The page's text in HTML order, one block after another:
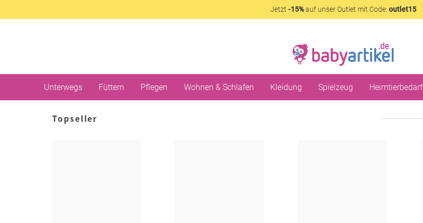
Jetzt -15%auf unser Outlet mit Code: outlet15
Unterwegs Füttern Pflegen Wohnen & Schlafen Kleidung Spielzeug Heimtierbedarf
Topseller